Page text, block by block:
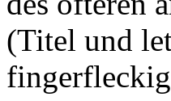
(Titel und